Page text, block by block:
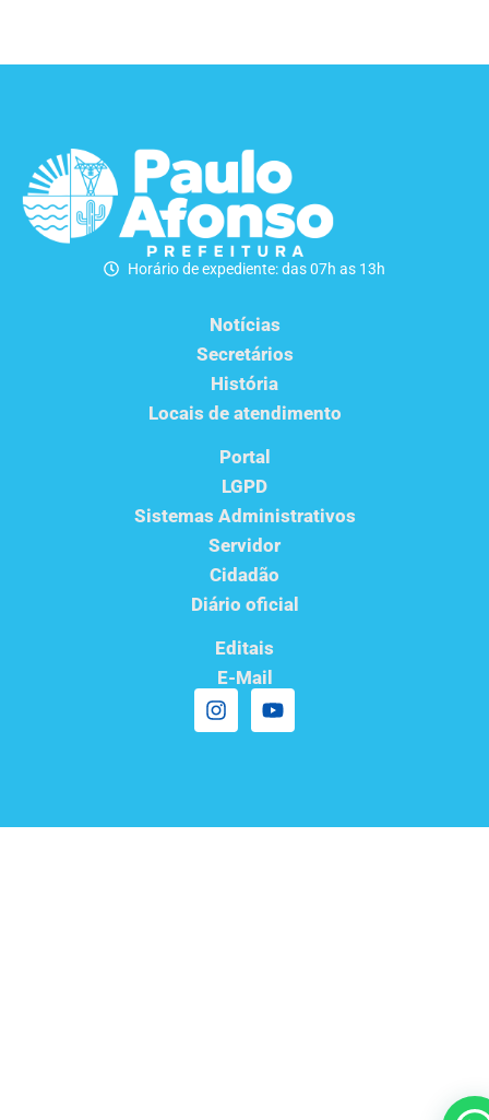
Horário de expediente: das 07h as 13h
Notícias
Secretários
História
Locais de atendimento
Portal
LGPD
Sistemas Administrativos
Servidor
Cidadão
Diário oficial
Editais
E-Mail